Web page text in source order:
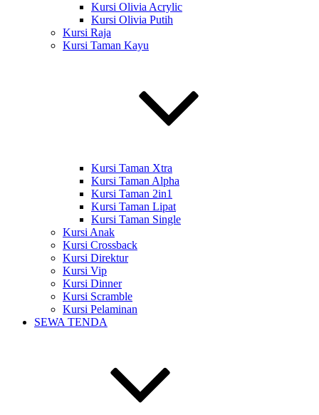
Kursi Olivia Acrylic
Kursi Olivia Putih
Kursi Raja
Kursi Taman Kayu
Kursi Taman Xtra
Kursi Taman Alpha
Kursi Taman 2in1
Kursi Taman Lipat
Kursi Taman Single
Kursi Anak
Kursi Crossback
Kursi Direktur
Kursi Vip
Kursi Dinner
Kursi Scramble
Kursi Pelaminan
SEWA TENDA